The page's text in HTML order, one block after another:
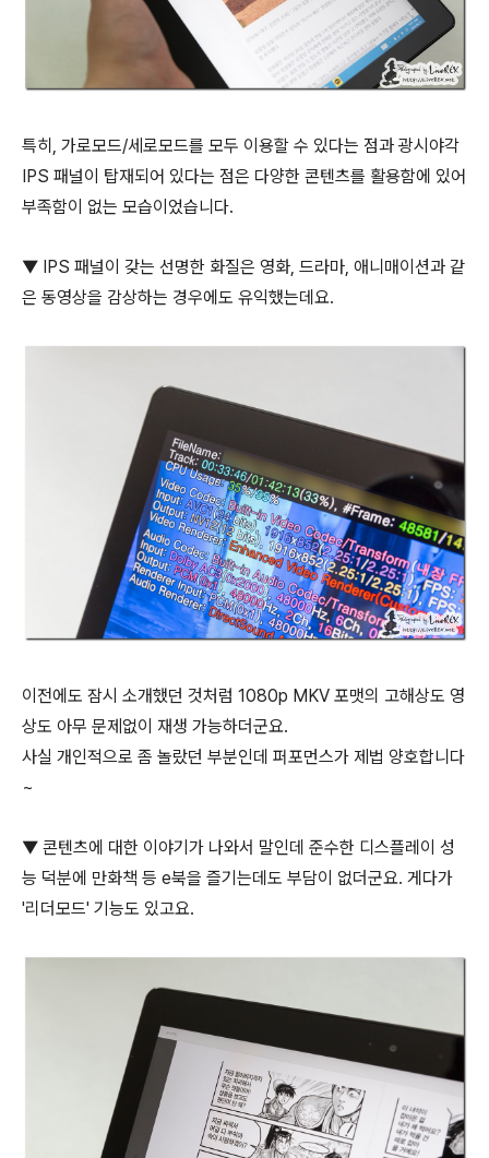
특히, 가로모드/세로모드를 모두 이용할 수 있다는 점과 광시야각
IPS 패널이 탑재되어 있다는 점은 다양한 콘텐츠를 활용함에 있어
부족함이 없는 모습이었습니다.
▼ IPS 패널이 갖는 선명한 화질은 영화, 드라마, 애니매이션과 같
은 동영상을 감상하는 경우에도 유익했는데요.
이전에도 잠시 소개했던 것처럼 1080p MKV 포맷의 고해상도 영
상도 아무 문제없이 재생 가능하더군요.
사실 개인적으로 좀 놀랐던 부분인데 퍼포먼스가 제법 양호합니다
~
▼ 콘텐츠에 대한 이야기가 나와서 말인데 준수한 디스플레이 성
능 덕분에 만화책 등 e북을 즐기는데도 부담이 없더군요. 게다가
'리더모드' 기능도 있고요.